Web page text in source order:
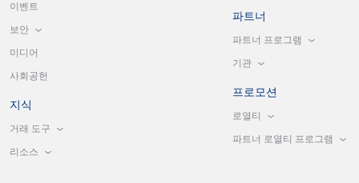
이벤트
보안
미디어
사회공헌
지식
거래 도구
리소스
파트너
파트너 프로그램
기관
프로모션
로열티
파트너 로열티 프로그램